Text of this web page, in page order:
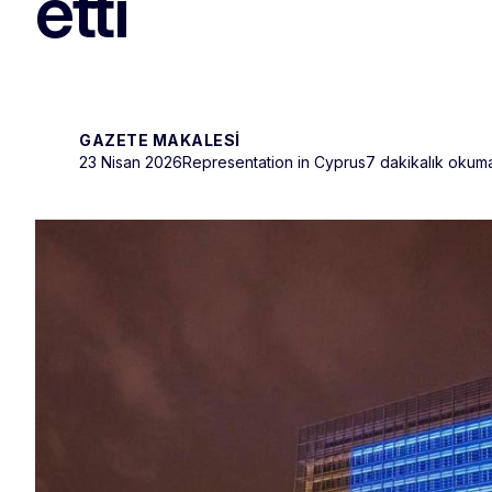
GAZETE MAKALESI
23 Nisan 2026Representation in Cyprus7 dakikalık